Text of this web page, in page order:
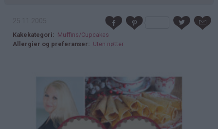
Kakekategori
Muffins/Cupcakes
Allergier og preferanser
Uten nøtter